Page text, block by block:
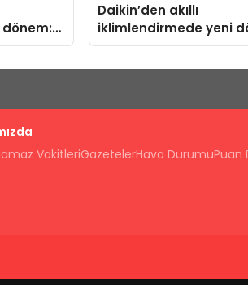
Daikin’den akıllı
iklimlendirmede yeni
Madoka Plus
VakitleriGazetelerHava DurumuPuan